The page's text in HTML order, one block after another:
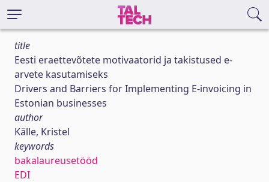
title
Eesti eraettevõtete motivaatorid ja takistused e-
arvete kasutamiseks
Drivers and Barriers for Implementing E-invoicing in
Estonian businesses
author
Källe, Kristel
keywords
bakalaureusetööd
EDI